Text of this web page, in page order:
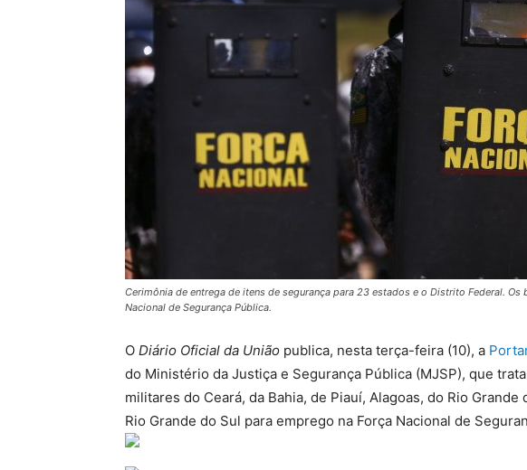
Cerimônia de entrega de itens de segurança para 23 estados e o Distrito Federal.
Nacional de Segurança Pública.
O Diário Oficial da União publica, nesta terça-feira (10), a
do Ministério da Justiça e Segurança Pública (MJSP), que
militares do Ceará, da Bahia, de Piauí, Alagoas, do Rio
Rio Grande do Sul para emprego na Força Nacional de